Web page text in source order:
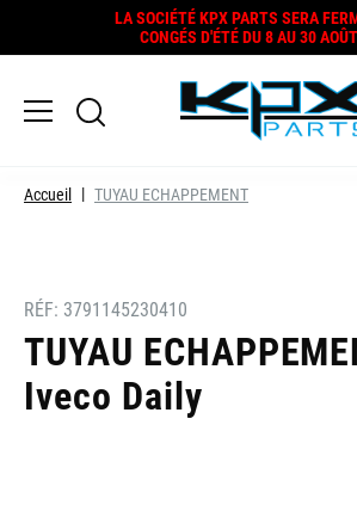
LA SOCIÉTÉ KPX PARTS SERA
CONGÉS D'ÉTÉ DU 8 AU 30
Accueil TUYAU ECHAPPEMENT
RÉF: 3791145230410
TUYAU
Iveco Daily